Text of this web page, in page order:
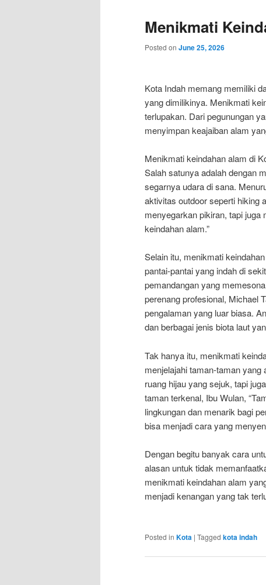
Menikmati
Posted on June 25, 2026
Kota Indah memang memiliki
yang dimilikinya. Menikmati
terlupakan. Dari pegunungan
menyimpan keajaiban alam
Menikmati keindahan alam di
Salah satunya adalah dengan
segarnya udara di sana.
aktivitas outdoor seperti hiking
menyegarkan pikiran, tapi
keindahan alam.”
Selain itu, menikmati
pantai-pantai yang indah di
pemandangan yang
perenang profesional, Michael
pengalaman yang luar biasa.
dan berbagai jenis biota laut
Tak hanya itu, menikmati
menjelajahi taman-taman
ruang hijau yang sejuk, tapi
taman terkenal, Ibu Wulan,
lingkungan dan menarik bagi
bisa menjadi cara yang
Dengan begitu banyak cara
alasan untuk tidak
menikmati keindahan alam
menjadi kenangan yang tak
Posted in Kota | Tagged kota indah